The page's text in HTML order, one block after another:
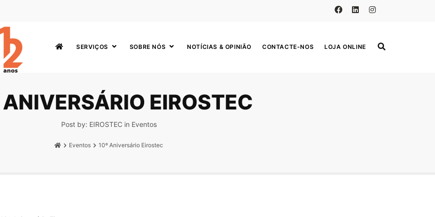
SERVIÇOS SOBRE NÓS NOTÍCIAS & OPINIÃO CONTACTE-NOS LOJA ONLINE
EIROSTEC
Post by: EIROSTECin Eventos
Eventos 10º Aniversário Eirostec